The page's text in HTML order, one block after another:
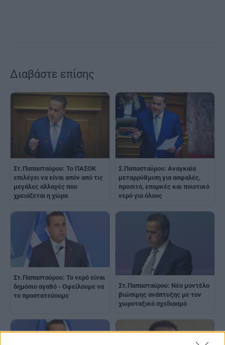
Διαβάστε επίσης
Στ.Παπασταύρου: Το ΠΑΣΟΚ
επιλέγει να είναι απόν από τις
μεγάλες αλλαγές που
χρειάζεται η χώρα
Σ.Παπασταύρου: Αναγκαία
μεταρρύθμιση για ασφαλές,
προσιτό, επαρκές και ποιοτικό
νερό για όλους
Στ.Παπασταύρου: Το νερό είναι
δημόσιο αγαθό - Οφείλουμε να
το προστατεύουμε
Στ.Παπασταύρου: Νέο μοντέλο
βιώσιμης ανάπτυξης με τον
χωροταξικό σχεδιασμό